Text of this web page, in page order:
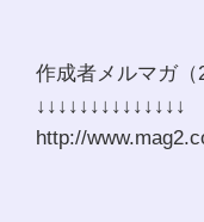
作成者メルマガ（
↓↓↓↓↓↓↓↓↓↓↓↓↓↓
http://